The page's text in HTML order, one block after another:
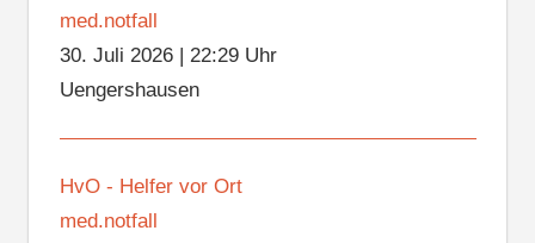
med.notfall
30. Juli 2026| 22:29 Uhr
Uengershausen
HvO - Helfer vor Ort
med.notfall